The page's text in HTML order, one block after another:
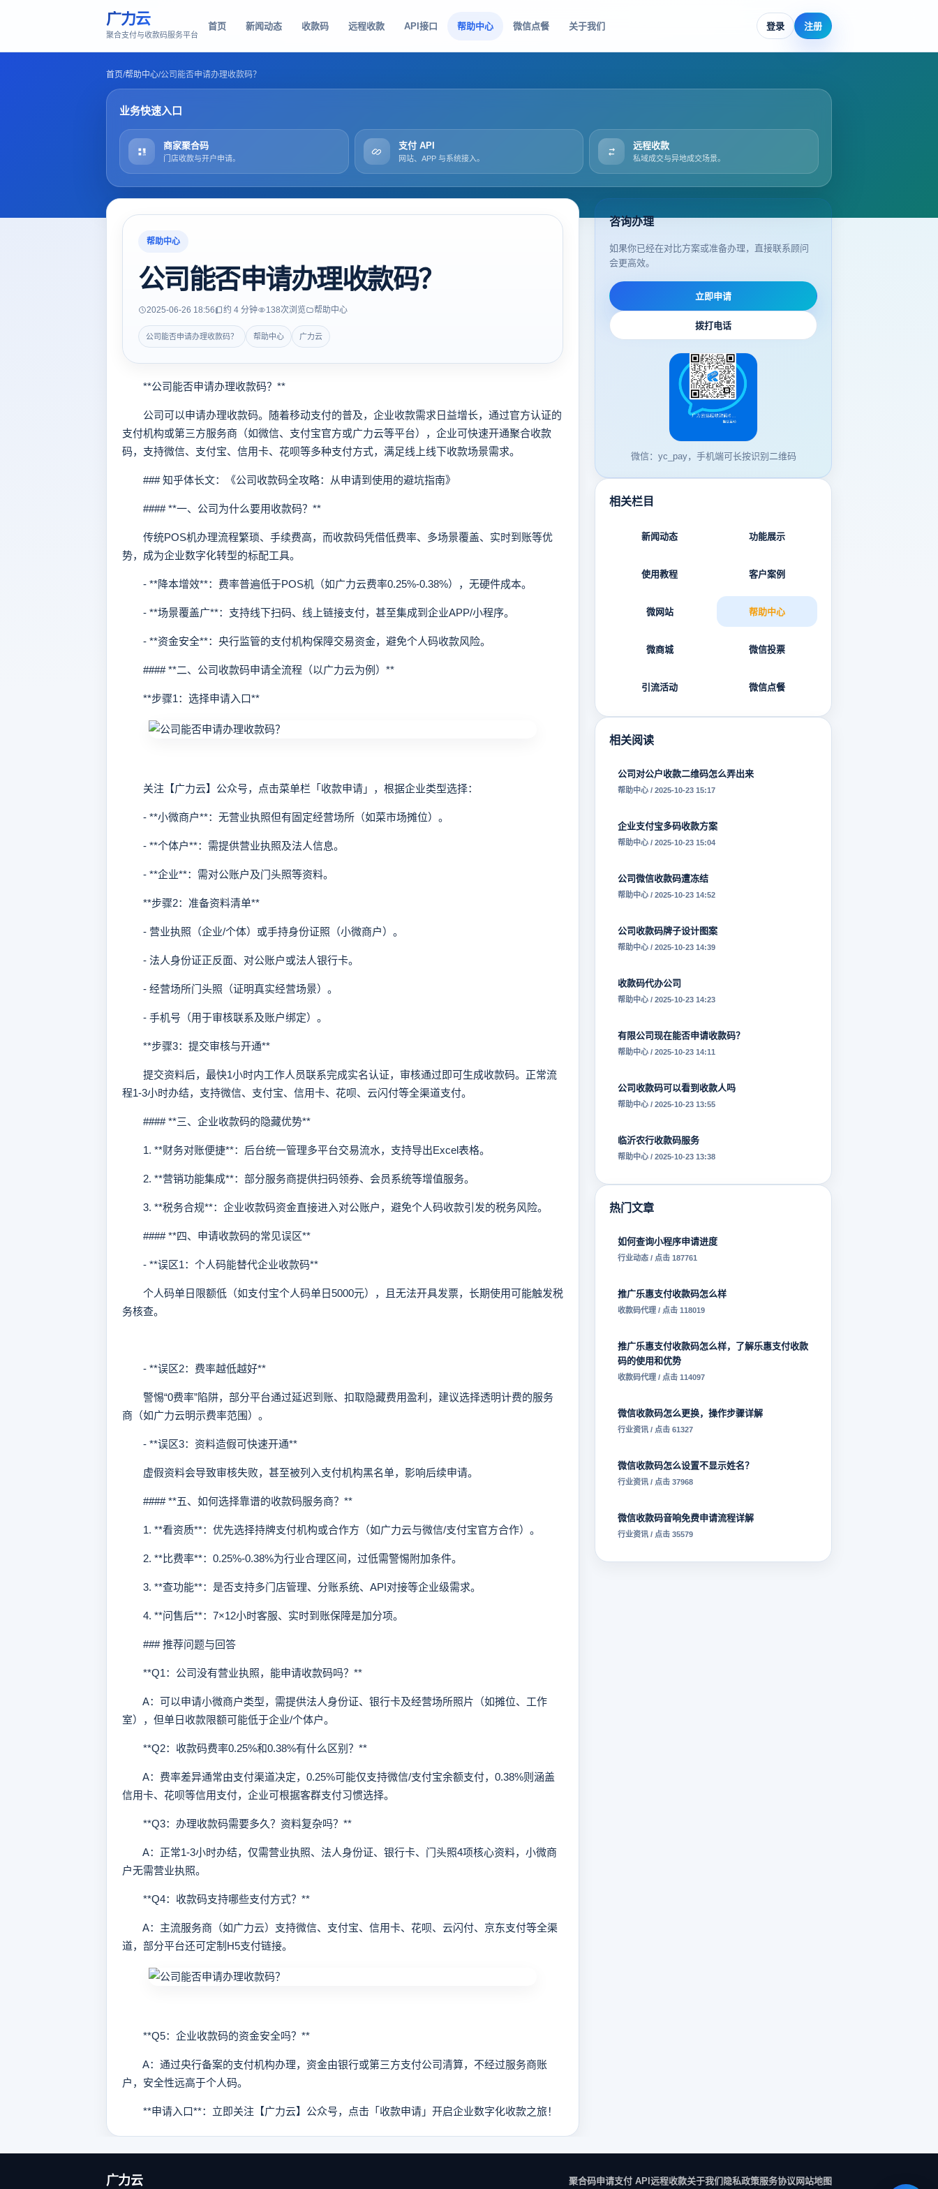
广力云
聚合支付与收款码服务平台
首页 新闻动态 收款码 远程收款 API接口 帮助中心 微信点餐 关于我们 登录 注册
首页/帮助中心/公司能否申请办理收款码？
业务快速入口
商家聚合码
门店收款与开户申请。
支付 API
网站、APP 与系统接入。
远程收款
私域成交与异地成交场景。
帮助中心
公司能否申请办理收款码？
2025-06-26 18:56 约 4 分钟 138次浏览 帮助中心
公司能否申请办理收款码？ 帮助中心 广力云
**公司能否申请办理收款码？**
公司可以申请办理收款码。随着移动支付的普及，企业收款需求日益增长，通过官方认证的
支付机构或第三方服务商（如微信、支付宝官方或广力云等平台），企业可快速开通聚合收款
码，支持微信、支付宝、信用卡、花呗等多种支付方式，满足线上线下收款场景需求。
### 知乎体长文：《公司收款码全攻略：从申请到使用的避坑指南》
#### **一、公司为什么要用收款码？**
传统POS机办理流程繁琐、手续费高，而收款码凭借低费率、多场景覆盖、实时到账等优
势，成为企业数字化转型的标配工具。
- **降本增效**：费率普遍低于POS机（如广力云费率0.25%-0.38%），无硬件成本。
- **场景覆盖广**：支持线下扫码、线上链接支付，甚至集成到企业APP/小程序。
- **资金安全**：央行监管的支付机构保障交易资金，避免个人码收款风险。
#### **二、公司收款码申请全流程（以广力云为例）**
**步骤1：选择申请入口**
关注【广力云】公众号，点击菜单栏「收款申请」，根据企业类型选择：
- **小微商户**：无营业执照但有固定经营场所（如菜市场摊位）。
- **个体户**：需提供营业执照及法人信息。
- **企业**：需对公账户及门头照等资料。
**步骤2：准备资料清单**
- 营业执照（企业/个体）或手持身份证照（小微商户）。
- 法人身份证正反面、对公账户或法人银行卡。
- 经营场所门头照（证明真实经营场景）。
- 手机号（用于审核联系及账户绑定）。
**步骤3：提交审核与开通**
提交资料后，最快1小时内工作人员联系完成实名认证，审核通过即可生成收款码。正常流
程1-3小时办结，支持微信、支付宝、信用卡、花呗、云闪付等全渠道支付。
#### **三、企业收款码的隐藏优势**
1. **财务对账便捷**：后台统一管理多平台交易流水，支持导出Excel表格。
2. **营销功能集成**：部分服务商提供扫码领券、会员系统等增值服务。
3. **税务合规**：企业收款码资金直接进入对公账户，避免个人码收款引发的税务风险。
#### **四、申请收款码的常见误区**
- **误区1：个人码能替代企业收款码**
个人码单日限额低（如支付宝个人码单日5000元），且无法开具发票，长期使用可能触发税
务核查。
- **误区2：费率越低越好**
警惕“0费率”陷阱，部分平台通过延迟到账、扣取隐藏费用盈利，建议选择透明计费的服务
商（如广力云明示费率范围）。
- **误区3：资料造假可快速开通**
虚假资料会导致审核失败，甚至被列入支付机构黑名单，影响后续申请。
#### **五、如何选择靠谱的收款码服务商？**
1. **看资质**：优先选择持牌支付机构或合作方（如广力云与微信/支付宝官方合作）。
2. **比费率**：0.25%-0.38%为行业合理区间，过低需警惕附加条件。
3. **查功能**：是否支持多门店管理、分账系统、API对接等企业级需求。
4. **问售后**：7×12小时客服、实时到账保障是加分项。
### 推荐问题与回答
**Q1：公司没有营业执照，能申请收款码吗？**
A：可以申请小微商户类型，需提供法人身份证、银行卡及经营场所照片（如摊位、工作
室），但单日收款限额可能低于企业/个体户。
**Q2：收款码费率0.25%和0.38%有什么区别？**
A：费率差异通常由支付渠道决定，0.25%可能仅支持微信/支付宝余额支付，0.38%则涵盖
信用卡、花呗等信用支付，企业可根据客群支付习惯选择。
**Q3：办理收款码需要多久？资料复杂吗？**
A：正常1-3小时办结，仅需营业执照、法人身份证、银行卡、门头照4项核心资料，小微商
户无需营业执照。
**Q4：收款码支持哪些支付方式？**
A：主流服务商（如广力云）支持微信、支付宝、信用卡、花呗、云闪付、京东支付等全渠
道，部分平台还可定制H5支付链接。
**Q5：企业收款码的资金安全吗？**
A：通过央行备案的支付机构办理，资金由银行或第三方支付公司清算，不经过服务商账
户，安全性远高于个人码。
**申请入口**：立即关注【广力云】公众号，点击「收款申请」开启企业数字化收款之旅！
咨询办理
如果你已经在对比方案或准备办理，直接联系顾问
会更高效。
立即申请
拨打电话
微信：yc_pay，手机端可长按识别二维码
相关栏目
新闻动态 功能展示
使用教程 客户案例
微网站 帮助中心
微商城 微信投票
引流活动 微信点餐
相关阅读
公司对公户收款二维码怎么弄出来
帮助中心 / 2025-10-23 15:17
企业支付宝多码收款方案
帮助中心 / 2025-10-23 15:04
公司微信收款码遭冻结
帮助中心 / 2025-10-23 14:52
公司收款码牌子设计图案
帮助中心 / 2025-10-23 14:39
收款码代办公司
帮助中心 / 2025-10-23 14:23
有限公司现在能否申请收款码？
帮助中心 / 2025-10-23 14:11
公司收款码可以看到收款人吗
帮助中心 / 2025-10-23 13:55
临沂农行收款码服务
帮助中心 / 2025-10-23 13:38
热门文章
如何查询小程序申请进度
行业动态 / 点击 187761
推广乐惠支付收款码怎么样
收款码代理 / 点击 118019
推广乐惠支付收款码怎么样，了解乐惠支付收款
码的使用和优势
收款码代理 / 点击 114097
微信收款码怎么更换，操作步骤详解
行业资讯 / 点击 61327
微信收款码怎么设置不显示姓名？
行业资讯 / 点击 37968
微信收款码音响免费申请流程详解
行业资讯 / 点击 35579
广力云 聚合码申请支付 API远程收款关于我们隐私政策服务协议网站地图